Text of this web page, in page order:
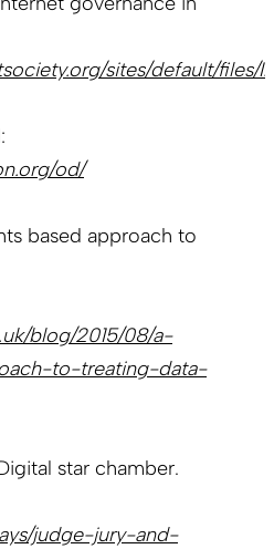
sites/default/files/
od/
based approach to
blog/2015/08/a-
to-treating-data-
star chamber.
judge-jury-and-